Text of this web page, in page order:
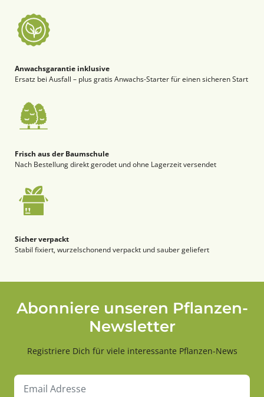
Anwachsgarantie inklusive
Ersatz bei Ausfall – plus gratis Anwachs-Starter für einen sicheren Start
Frisch aus der Baumschule
Nach Bestellung direkt gerodet und ohne Lagerzeit versendet
Sicher verpackt
Stabil fixiert, wurzelschonend verpackt und sauber geliefert
Abonniere unseren Pflanzen-
Newsletter
Registriere Dich für viele interessante Pflanzen-News